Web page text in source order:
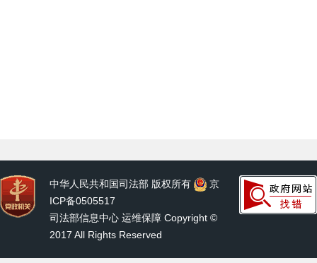
中华人民共和国司法部 版权所有
京
ICP备0505517
司法部信息中心 运维保障 Copyright ©
2017 All Rights Reserved